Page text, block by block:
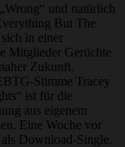
und natürlich
But The
in einer
Mitglieder Gerüchte
Zukunft.
Stimme Tracey
ist für die
aus eigenem
Eine Woche vor
Download-Single.